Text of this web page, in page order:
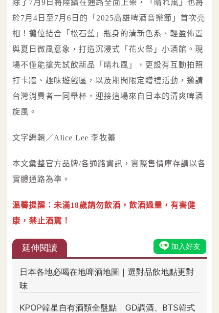
除了7月9日將陸續在通路全面上架，「晴れ風」也將
於7月4日至7月6日的「2025高雄啤酒音樂節」首次亮
相！攤位結合「松石藍」瓶身的清新色系、輕盈佈置
與夏日微風意象，打造沉浸式「花火祭」小酒館。現
場不僅能搶先試飲新品「晴れ風」，更設有互動拍照
打卡牆、趣味遊戲區，以及期間限定贈禮活動，邀請
台灣消費者一同舉杯，迎接這場來自日本的清爽啤酒
旋風。
文字編輯／Alice Lee 李牧蓁
本文彙整官方品牌/各通路資訊，實際售價庫存請以各
實體通路為準。
溫馨提醒：未滿18歲請勿飲酒，飲酒過量，有害健
康，禁止酒駕！